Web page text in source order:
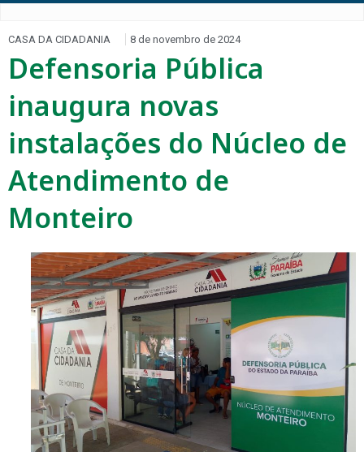
CASA DA CIDADANIA 8 de novembro de 2024
Defensoria Pública
inaugura novas
instalações do Núcleo de
Atendimento de
Monteiro